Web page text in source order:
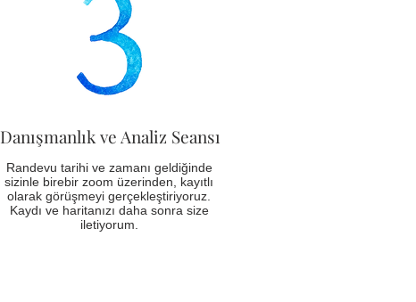
Danışmanlık ve Analiz Seansı
Randevu tarihi ve zamanı geldiğinde
sizinle birebir zoom üzerinden, kayıtlı
olarak görüşmeyi gerçekleştiriyoruz.
Kaydı ve haritanızı daha sonra size
iletiyorum.